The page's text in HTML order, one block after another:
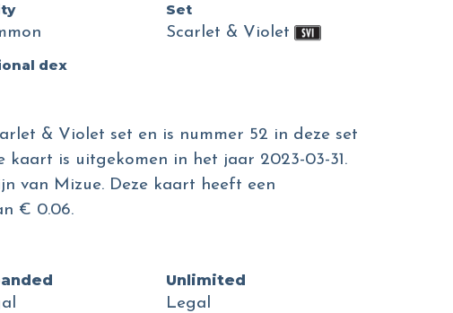
Set
Scarlet & Violet
dex
& Violet set en is nummer 52 in deze set
kaart is uitgekomen in het jaar 2023-03-31.
van Mizue. Deze kaart heeft een
€ 0.06.
Unlimited
Legal